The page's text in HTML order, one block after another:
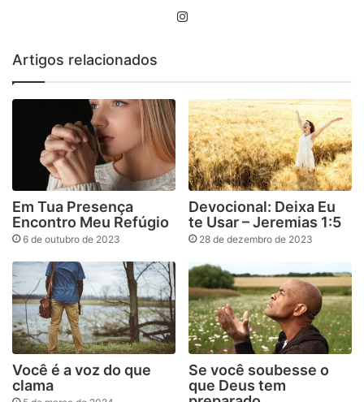
Artigos relacionados
Em Tua Presença
Encontro Meu Refúgio
6 de outubro de 2023
Devocional: Deixa Eu
te Usar – Jeremias 1:5
28 de dezembro de 2023
Você é a voz do que
clama
Se você soubesse o
que Deus tem